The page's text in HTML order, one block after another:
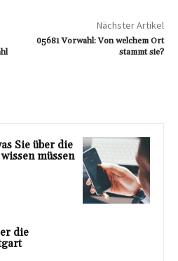
Nächster Artikel
05681 Vorwahl: Von welchem Ort
stammt sie?
Sie über die
müssen
die